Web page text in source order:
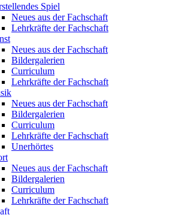
Spiel
Neues aus der Fachschaft
Lehrkräfte der Fachschaft
Neues aus der Fachschaft
Bildergalerien
Curriculum
Lehrkräfte der Fachschaft
Neues aus der Fachschaft
Bildergalerien
Curriculum
Lehrkräfte der Fachschaft
Unerhörtes
Neues aus der Fachschaft
Bildergalerien
Curriculum
Lehrkräfte der Fachschaft